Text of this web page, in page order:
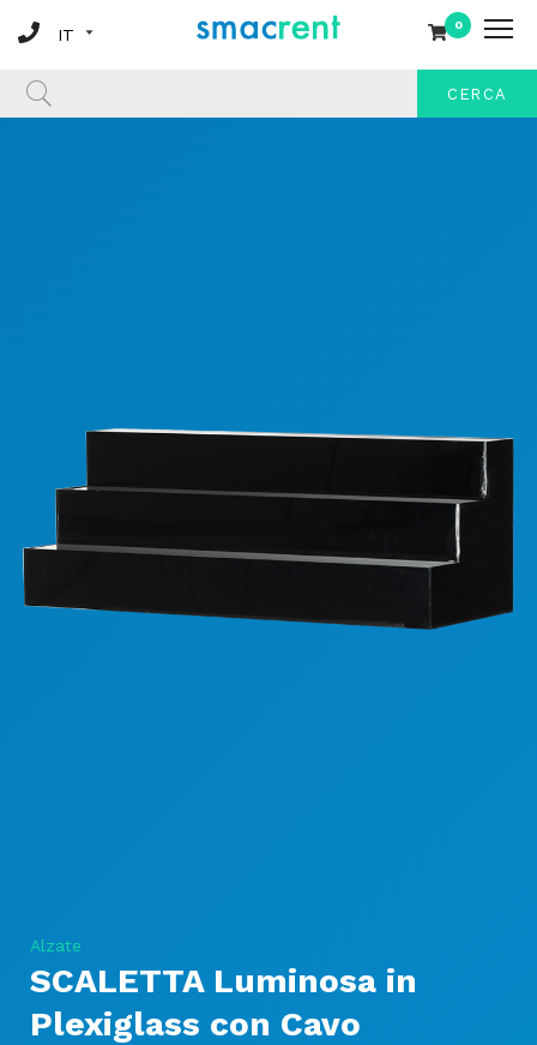
0
CERCA
Alzate
SCALETTA Luminosa in
Plexiglass con Cavo